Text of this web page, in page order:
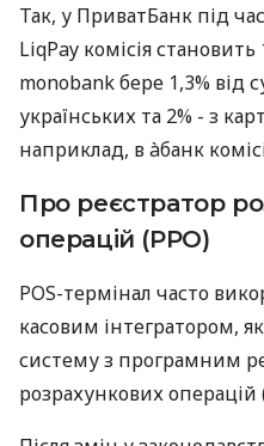
Так, у ПриватБанк під
LiqPay комісія
monobank бере 1,3% від
українських та 2% - з
наприклад, в àбанк
Про реєстратор
операцій (РРО)
POS-термінал часто
касовим інтегратором,
систему з програмним
розрахункових